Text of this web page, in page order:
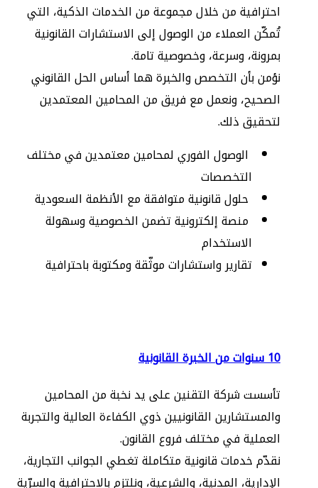
احترافية من خلال مجموعة من الخدمات الذكية، التي
تُمكّن العملاء من الوصول إلى الاستشارات القانونية
بمرونة، وسرعة، وخصوصية تامة.
نؤمن بأن التخصص والخبرة هما أساس الحل القانوني
الصحيح، ونعمل مع فريق من المحامين المعتمدين
لتحقيق ذلك.
الوصول الفوري لمحامين معتمدين في مختلف
التخصصات
حلول قانونية متوافقة مع الأنظمة السعودية
منصة إلكترونية تضمن الخصوصية وسهولة
الاستخدام
تقارير واستشارات موثّقة ومكتوبة باحترافية
تأسست شركة التقنين على يد نخبة من المحامين
والمستشارين القانونيين ذوي الكفاءة العالية والتجربة
العملية في مختلف فروع القانون.
نقدّم خدمات قانونية متكاملة تغطي الجوانب التجارية،
الإدارية، المدنية، والشرعية، ونلتزم بالاحترافية والسرّية